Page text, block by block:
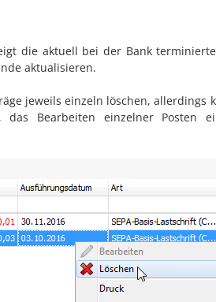
die aktuell bei der Bank
aktualisieren.
jeweils einzeln löschen, allerdings
das Bearbeiten einzelner Posten